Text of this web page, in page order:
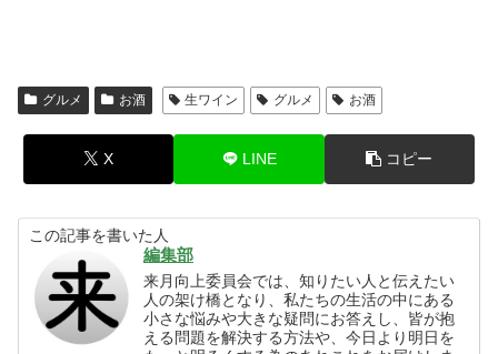
グルメ お酒 生ワイン グルメ お酒
X LINE コピー
この記事を書いた人
編集部
来月向上委員会では、知りたい人と伝えたい
人の架け橋となり、私たちの生活の中にある
小さな悩みや大きな疑問にお答えし、皆が抱
える問題を解決する方法や、今日より明日を